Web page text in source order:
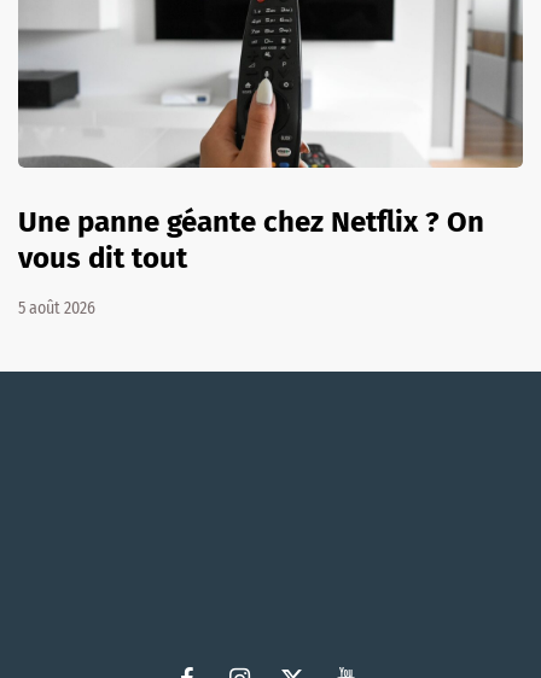
Une panne géante chez Netflix ? On
vous dit tout
5 août 2026